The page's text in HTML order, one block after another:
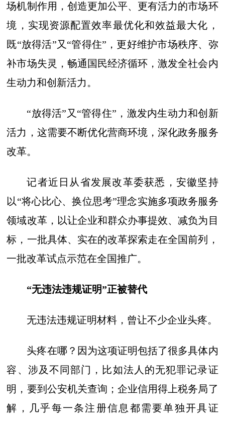
场机制作用，创造更加公平、更有活力的市场环
境，实现资源配置效率最优化和效益最大化，
既“放得活”又“管得住”，更好维护市场秩序、弥
补市场失灵，畅通国民经济循环，激发全社会内
生动力和创新活力。
“放得活”又“管得住”，激发内生动力和创新
活力，这需要不断优化营商环境，深化政务服务
改革。
记者近日从省发展改革委获悉，安徽坚持
以“将心比心、换位思考”理念实施多项政务服务
领域改革，以让企业和群众办事提效、减负为目
标，一批具体、实在的改革探索走在全国前列，
一批改革试点示范在全国推广。
“无违法违规证明”正被替代
无违法违规证明材料，曾让不少企业头疼。
头疼在哪？因为这项证明包括了很多具体内
容、涉及不同部门，比如法人的无犯罪记录证
明，要到公安机关查询；企业信用得上税务局了
解，几乎每一条注册信息都需要单独开具证